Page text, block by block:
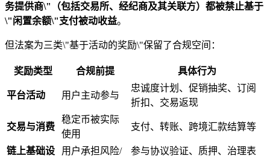
务提供商\"（包括交易所、经纪商及其关联方）都被禁止基于
\"闲置余额\"支付被动收益。
但法案为三类\"基于活动的奖励\"保留了合规空间：
奖励类型 合规前提 具体行为
平台活动 用户主动参与
忠诚度计划、促销抽奖、订阅
折扣、交易返现
交易与消费
稳定币被实际
使用
支付、转账、跨境汇款结算等
链上基础设
用户承担风险/
参与协议验证、质押、治理表